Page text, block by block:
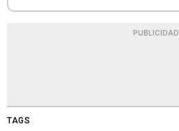
PUBLICIDAD
TAGS